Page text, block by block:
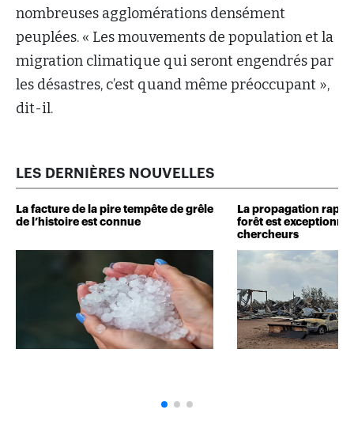
nombreuses agglomérations densément
peuplées. « Les mouvements de population et la
migration climatique qui seront engendrés par
les désastres, c’est quand même préoccupant »,
dit-il.
LES DERNIÈRES NOUVELLES
La facture de la pire tempête de grêle
de l’histoire est connue
La propagation
forêt est
chercheurs